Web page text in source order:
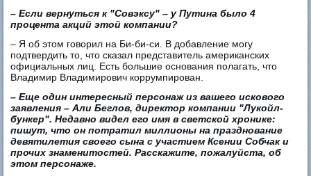
– Если вернуться к "Совэксу" – у Путина было 4
процента акций этой компании?
– Я об этом говорил на Би-би-си. В добавление могу
подтвердить то, что сказал представитель американских
официальных лиц. Есть большие основания полагать, что
Владимир Владимирович коррумпирован.
– Еще один интересный персонаж из вашего искового
заявления – Али Беглов, директор компании "Лукойл-
бункер". Недавно видел его имя в светской хронике:
пишут, что он потратил миллионы на празднование
девятилетия своего сына с участием Ксении Собчак и
прочих знаменитостей. Расскажите, пожалуйста, об
этом персонаже.